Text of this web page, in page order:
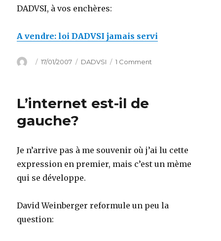
DADVSI, à vos enchères:
A vendre: loi DADVSI jamais servi
Author
Posted
17/01/2007 Categories
DADVSI 1 Comment
L’internet est-il de
gauche?
Je n’arrive pas à me souvenir où j’ai lu cette
expression en premier, mais c’est un mème
qui se développe.
David Weinberger reformule un peu la
question: